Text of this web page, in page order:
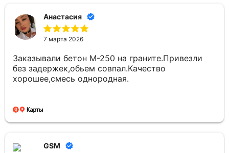
Анастасия
7 марта 2026
Заказывали бетон М-250 на граните.Привезли
без задержек,обьем совпал.Качество
хорошее,смесь однородная.
GSM